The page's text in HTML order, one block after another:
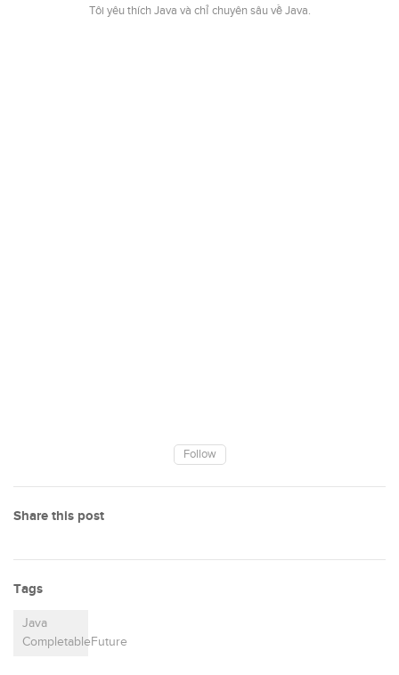
Tôi yêu thích Java và chỉ chuyên sâu về Java.
Follow
Share this post
Tags
Java
CompletableFuture